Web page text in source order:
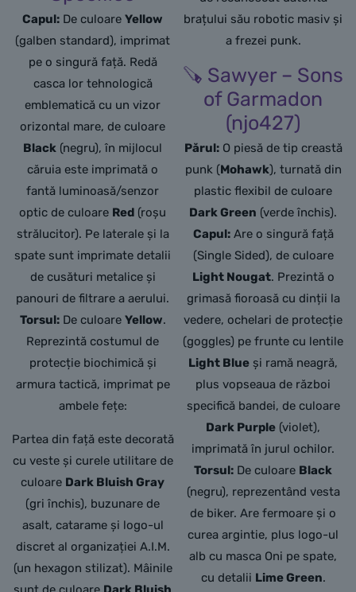
Capul: De culoareYellow
(galben standard), imprimat
pe o singură față. Redă
casca lor tehnologică
emblematică cu un vizor
orizontal mare, de culoare
Black (negru), în mijlocul
căruia este imprimată o
fantă luminoasă/senzor
optic de culoare Red (roșu
strălucitor). Pe laterale și la
spate sunt imprimate detalii
de cusături metalice și
panouri de filtrare a aerului.
Torsul:De culoare Yellow.
Reprezintă costumul de
protecție biochimică și
armura tactică, imprimat pe
ambele fețe:
Partea din față este decorată
cu veste și curele utilitare de
culoare Dark Bluish Gray
(gri închis), buzunare de
asalt, catarame și logo-ul
discret al organizației A.I.M.
(un hexagon stilizat). Mâinile
brațului său robotic masiv și
a frezei punk.
🪚 Sawyer – Sons
of Garmadon
(njo427)
Părul:O piesă de tip creastă
punk (Mohawk), turnată din
plastic flexibil de culoare
Dark Green (verde închis).
Capul:Are o singură față
(Single Sided), de culoare
Light Nougat. Prezintă o
grimasă fioroasă cu dinții la
vedere, ochelari de protecție
(goggles) pe frunte cu lentile
Light Blue și ramă neagră,
plus vopseaua de război
specifică bandei, de culoare
Dark Purple (violet),
imprimată în jurul ochilor.
Torsul: De culoare Black
(negru), reprezentând vesta
de biker. Are fermoare și o
curea argintie, plus logo-ul
alb cu masca Oni pe spate,
cu detalii Lime Green.